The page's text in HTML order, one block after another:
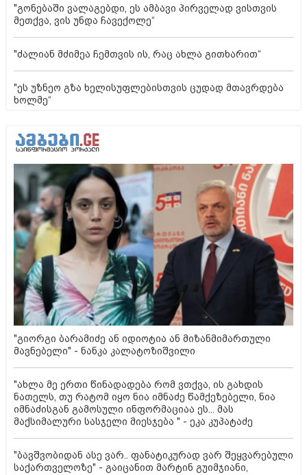
"გონებაში ვალაგებდი, ეს ამბავი პირველად ვისთვის
მეთქვა, ვის უნდა ჩავექოლე“
"ძალიან მძიმეა ჩემთვის ის, რაც ახლა გითხარით“
"ეს უზნეო გზა ხელისუფლებისთვის ცუდად მთავრდება
ხოლმე“
"გიორგი ბარამიძე ან იდიოტია ან მიზანმიმართული
მავნებელი" - ნანკა კალატოზიშვილი
"ახლა მე ერთი წინადადება რომ ვთქვა, ის გახდის
ნათელს, თუ რატომ იყო ნია იმნაძე წამქეზებელი, ნია
იმნაძისგან გამოსული ინფორმაციაა ეს... მას
მაქსიმალური სასჯელი მიესჯება " - ეკა კუპატაძე
"ბავშვობიდან ასე ვარ.. ფანატიკურად ვარ შეყვარებული
საქართველოზე" - გაიცანით მარტინ გუიმჯიანი,